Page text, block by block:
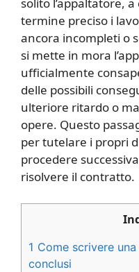
solito l’appaltatore,
termine preciso i
ancora incompleti o
si mette in mora
ufficialmente
delle possibili
ulteriore ritardo o
opere. Questo
per tutelare i propri
procedere
risolvere il contratto.
1 Come scrivere
conclusi